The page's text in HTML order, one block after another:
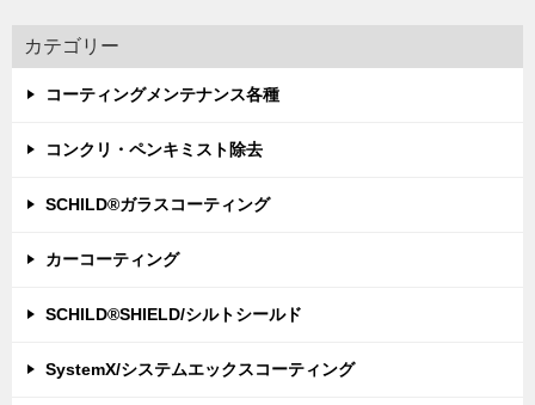
カテゴリー
コーティングメンテナンス各種
コンクリ・ペンキミスト除去
SCHILD®ガラスコーティング
カーコーティング
SCHILD®SHIELD/シルトシールド
SystemX/システムエックスコーティング